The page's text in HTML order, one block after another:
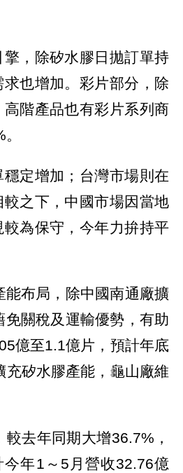
，除矽水膠日拋訂單持
也增加。彩片部分，除
階產品也有彩片系列商
定增加；台灣市場則在
之下，中國市場因當地
為保守，今年力拚持平
布局，除中國南通廠擴
關稅及運輸優勢，有助
億至1.1億片，預計年底
矽水膠產能，龜山廠維
去年同期大增36.7%，
年1～5月營收32.76億